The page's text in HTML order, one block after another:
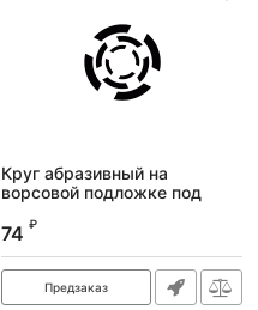
Круг абразивный на
ворсовой подложке под
перфорированный, P 400,
Артикул: 73814
74 ₽
Предзаказ